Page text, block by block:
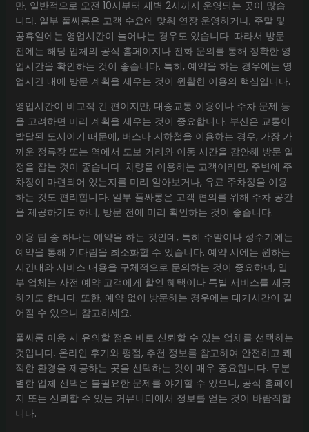
만, 일반적으로 오전 10시부터 새벽 2시까지 운영되는 곳이 많습
니다. 일부 풀싸롱은 고객 수요에 맞춰 연장 운영하거나, 주말 및
공휴일에는 영업시간이 늘어나는 경우도 있습니다. 따라서 방문
전에는 해당 업체의 공식 홈페이지나 전화 문의를 통해 정확한 영
업시간을 확인하는 것이 좋습니다. 특히, 예약을 하는 경우에는 영
업시간 내에 방문 계획을 세우는 것이 원활한 이용의 핵심입니다.
영업시간이 비교적 긴 편이지만, 대중교통 이용이나 주차 문제 등
을 고려하면 미리 계획을 세우는 것이 중요합니다. 부산은 교통이
발달된 도시이기 때문에, 버스나 지하철을 이용하는 경우, 가장 가
까운 정류장 또는 역에서 도보 거리와 이동 시간을 감안해 방문 일
정을 잡는 것이 좋습니다. 차량을 이용하는 고객이라면, 주변에 주
차장이 마련되어 있는지를 미리 알아보거나, 유료 주차장을 이용
하는 것도 편리합니다. 일부 풀싸롱은 고객 편의를 위해 주차 공간
을 제공하기도 하니, 방문 전에 미리 확인하는 것이 좋습니다.
이용 팁 중 하나는 예약을 하는 것인데, 특히 주말이나 성수기에는
예약을 통해 기다림을 최소화할 수 있습니다. 예약 시에는 원하는
시간대와 서비스 내용을 구체적으로 문의하는 것이 중요하며, 일
부 업체는 사전 예약 고객에게 할인 혜택이나 특별 서비스를 제공
하기도 합니다. 또한, 예약 없이 방문하는 경우에는 대기시간이 길
어질 수 있으니 참고하세요.
풀싸롱 이용 시 유의할 점은 바로 신뢰할 수 있는 업체를 선택하는
것입니다. 온라인 후기와 평점, 추천 정보를 참고하여 안전하고 쾌
적한 환경을 제공하는 곳을 선택하는 것이 매우 중요합니다. 무분
별한 업체 선택은 불필요한 문제를 야기할 수 있으니, 공식 홈페이
지 또는 신뢰할 수 있는 커뮤니티에서 정보를 얻는 것이 바람직합
니다.